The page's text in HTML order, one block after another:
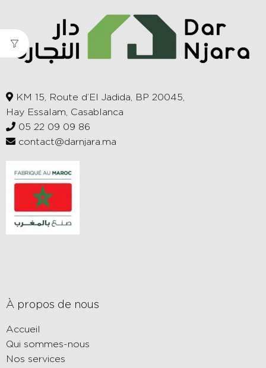
KM 15, Route d’El Jadida, BP 20045,
Hay Essalam, Casablanca
05 22 09 09 86
contact@darnjara.ma
À propos de nous
Accueil
Qui sommes-nous
Nos services